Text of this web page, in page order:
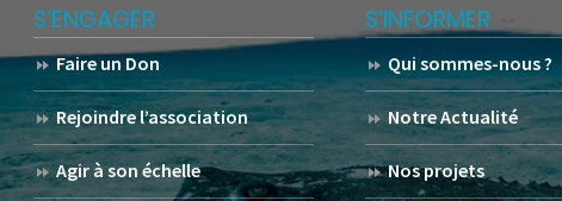
S’ENGAGER
Faire un Don
Rejoindre l’association
Agir à son échelle
S’INFORMER
Qui sommes-nous ?
Notre Actualité
Nos projets